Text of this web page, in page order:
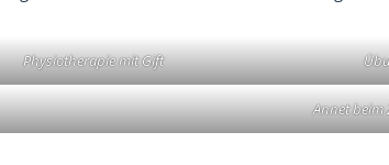
Physiotherapie mit Gift
Annet beim